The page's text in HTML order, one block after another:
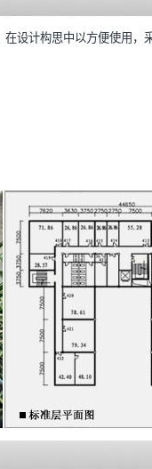
设计构思中以方便使用，